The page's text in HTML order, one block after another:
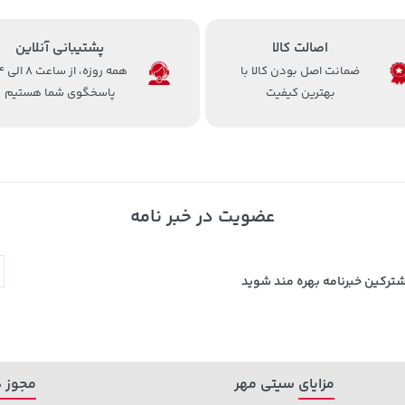
اصالت کالا
ضمانت اصل بودن کالا با
بهترین کیفیت
پشتیبانی آنلاین
همه
پاسخگوی شما هستیم
عضویت در خبر نامه
خبرنامه بهره مند شوید
مزایای سیتی مهر مجوز